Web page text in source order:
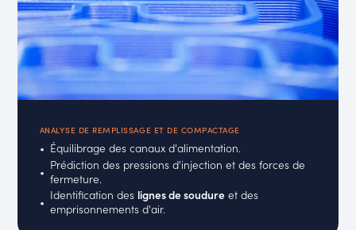
ANALYSE DE REMPLISSAGE ET DE COMPACTAGE
Équilibrage des canaux d'alimentation.
Prédiction des pressions d'injection et des forces de
fermeture.
Identification des lignes de soudure et des
emprisonnements d'air.